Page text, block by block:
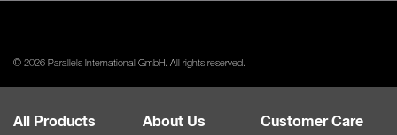
© 2026 Parallels International GmbH. All rights reserved.
All Products About Us Customer Care